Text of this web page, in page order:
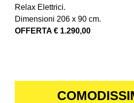
Relax Elettrici.
Dimensioni 206 x 90 cm.
OFFERTA € 1.290,00